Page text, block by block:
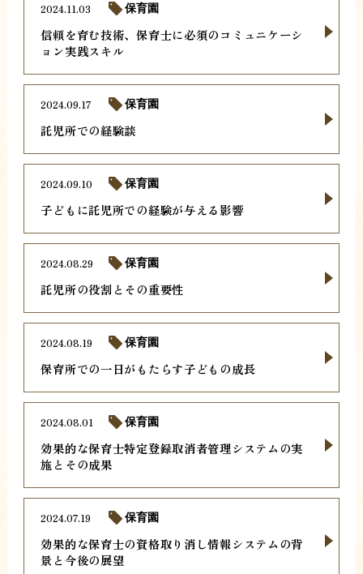
信頼を育む技術、保育士に必須のコミュニケーシ
ョン実践スキル
2024.11.03 保育園
託児所での経験談
2024.09.17 保育園
子どもに託児所での経験が与える影響
2024.09.10 保育園
託児所の役割とその重要性
2024.08.29 保育園
保育所での一日がもたらす子どもの成長
2024.08.19 保育園
効果的な保育士特定登録取消者管理システムの実
施とその成果
2024.08.01 保育園
効果的な保育士の資格取り消し情報システムの背
景と今後の展望
2024.07.19 保育園